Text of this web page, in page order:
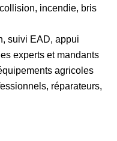
incendie, bris
suivi EAD, appui
experts et mandants
agricoles
réparateurs,